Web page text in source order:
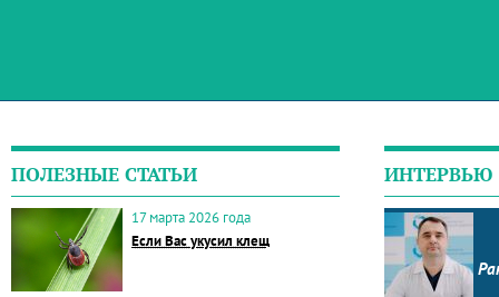
ПОЛЕЗНЫЕ СТАТЬИ
17 марта 2026 года
Если Вас укусил клещ
ИНТЕРВЬЮ